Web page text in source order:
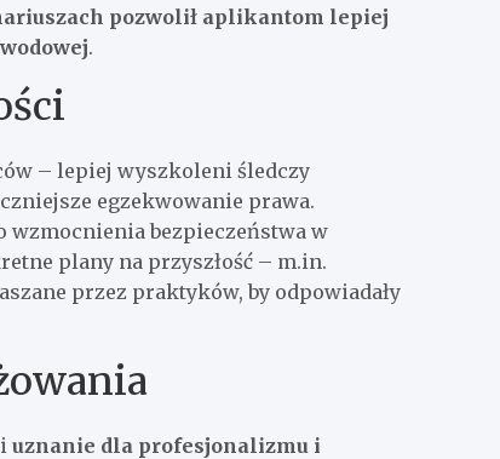
pozwolił aplikantom lepiej
.
– lepiej wyszkoleni śledczy
egzekwowanie prawa.
wzmocnienia bezpieczeństwa w
plany na przyszłość – m.in.
przez praktyków, by odpowiadały
uznanie dla profesjonalizmu i